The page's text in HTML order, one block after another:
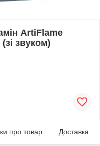
ArtiFlame
звуком)
про товар Доставка